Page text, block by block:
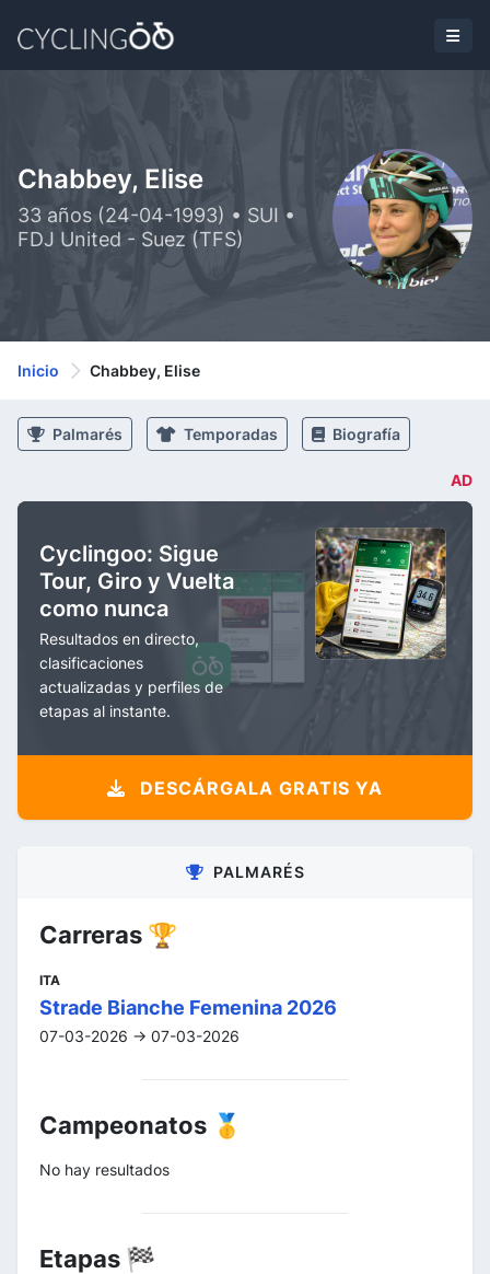
Chabbey, Elise
33 años (24-04-1993) • SUI •
FDJ United - Suez (TFS)
Inicio Chabbey, Elise
Palmarés Temporadas Biografía
AD
Cyclingoo: Sigue
Tour, Giro y Vuelta
como nunca
Resultados en directo,
clasificaciones
actualizadas y perfiles de
etapas al instante.
DESCÁRGALA GRATIS YA
PALMARÉS
Carreras 🏆
ITA
Strade Bianche Femenina 2026
07-03-2026 -> 07-03-2026
Campeonatos 🥇
No hay resultados
Etapas 🏁